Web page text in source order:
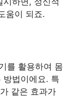
움이 되죠.
를 활용하여 몸
방법이에요. 특
같은 효과가